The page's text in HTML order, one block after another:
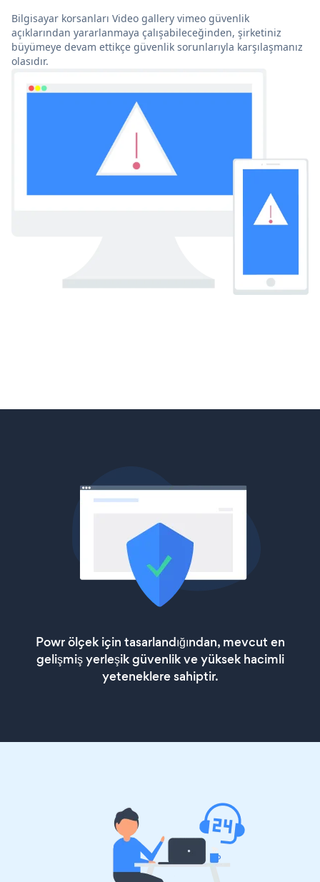
Bilgisayar korsanları Video gallery vimeo güvenlik
açıklarından yararlanmaya çalışabileceğinden, şirketiniz
büyümeye devam ettikçe güvenlik sorunlarıyla karşılaşmanız
olasıdır.
Powr ölçek için tasarlandığından, mevcut en
gelişmiş yerleşik güvenlik ve yüksek hacimli
yeteneklere sahiptir.